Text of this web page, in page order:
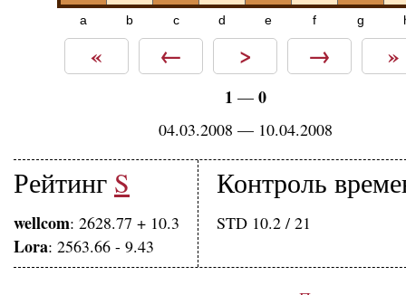
a b c d e f g
« ← > → »
1 — 0
04.03.2008 — 10.04.2008
Рейтинг S
wellcom: 2628.77 + 10.3
Lora: 2563.66 - 9.43
Контроль
STD 10.2 / 21